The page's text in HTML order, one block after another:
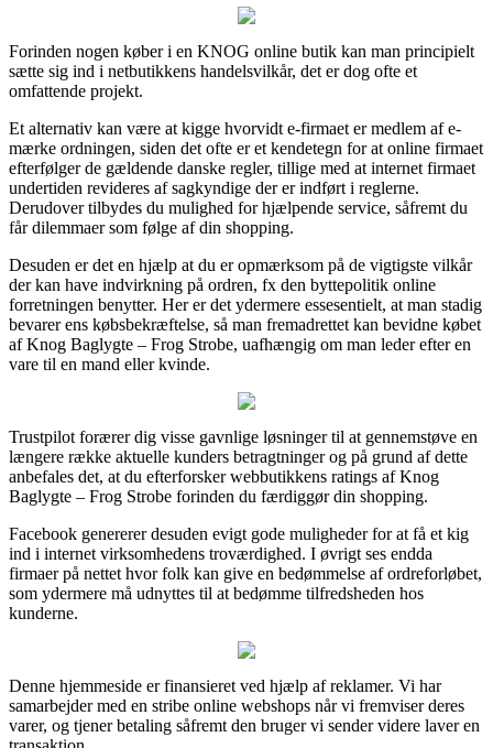
Forinden nogen køber i en KNOG online butik kan man principielt
sætte sig ind i netbutikkens handelsvilkår, det er dog ofte et
omfattende projekt.
Et alternativ kan være at kigge hvorvidt e-firmaet er medlem af e-
mærke ordningen, siden det ofte er et kendetegn for at online firmaet
efterfølger de gældende danske regler, tillige med at internet firmaet
undertiden revideres af sagkyndige der er indført i reglerne.
Derudover tilbydes du mulighed for hjælpende service, såfremt du
får dilemmaer som følge af din shopping.
Desuden er det en hjælp at du er opmærksom på de vigtigste vilkår
der kan have indvirkning på ordren, fx den byttepolitik online
forretningen benytter. Her er det ydermere essesentielt, at man stadig
bevarer ens købsbekræftelse, så man fremadrettet kan bevidne købet
af Knog Baglygte – Frog Strobe, uafhængig om man leder efter en
vare til en mand eller kvinde.
Trustpilot forærer dig visse gavnlige løsninger til at gennemstøve en
længere række aktuelle kunders betragtninger og på grund af dette
anbefales det, at du efterforsker webbutikkens ratings af Knog
Baglygte – Frog Strobe forinden du færdiggør din shopping.
Facebook genererer desuden evigt gode muligheder for at få et kig
ind i internet virksomhedens troværdighed. I øvrigt ses endda
firmaer på nettet hvor folk kan give en bedømmelse af ordreforløbet,
som ydermere må udnyttes til at bedømme tilfredsheden hos
kunderne.
Denne hjemmeside er finansieret ved hjælp af reklamer. Vi har
samarbejder med en stribe online webshops når vi fremviser deres
varer, og tjener betaling såfremt den bruger vi sender videre laver en